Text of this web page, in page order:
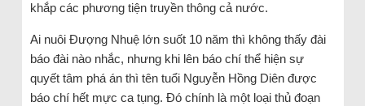
khắp các phương tiện truyền thông cả nước.
Ai nuôi Đượng Nhuệ lớn suốt 10 năm thì không thấy đài
báo đài nào nhắc, nhưng khi lên báo chí thể hiện sự
quyết tâm phá án thì tên tuổi Nguyễn Hồng Diên được
báo chí hết mực ca tụng. Đó chính là một loại thủ đoạn